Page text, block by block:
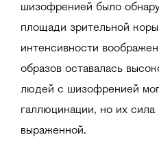
шизофренией было
площади зрительной
интенсивности
образов оставалась
людей с шизофренией
галлюцинации, но их
выраженной.